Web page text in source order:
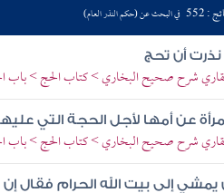
: 552 في البحث عن (حكم النذر العام)
أن تحج
شرح صحيح البخاري > كتاب الحج > باب
عن أمها لأجل الحجة التي
شرح صحيح البخاري > كتاب الحج > باب
يمشي إلى بيت الله الحرام فقال